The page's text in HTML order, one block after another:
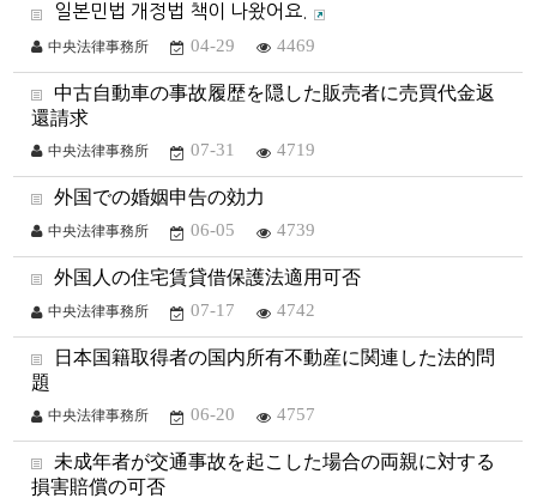
일본민법 개정법 책이 나왔어요.
中央法律事務所 04-29 4469
中古自動車の事故履歴を隠した販売者に売買代金返
還請求
中央法律事務所 07-31 4719
外国での婚姻申告の効力
中央法律事務所 06-05 4739
外国人の住宅賃貸借保護法適用可否
中央法律事務所 07-17 4742
日本国籍取得者の国内所有不動産に関連した法的問
題
中央法律事務所 06-20 4757
未成年者が交通事故を起こした場合の両親に対する
損害賠償の可否